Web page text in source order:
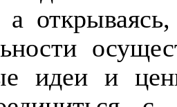
а
идеи и